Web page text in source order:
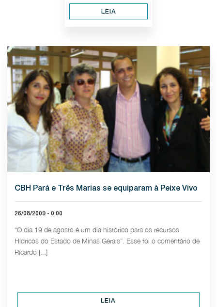
LEIA
CBH Pará e Três Marias se equiparam à Peixe Vivo
26/08/2009 - 0:00
“O dia 19 de agosto é um dia histórico para os recursos
Hídricos do Estado de Minas Gerais”. Esse foi o comentário de
Ricardo [...]
LEIA